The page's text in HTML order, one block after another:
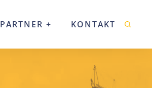
PARTNER KONTAKT Suchen